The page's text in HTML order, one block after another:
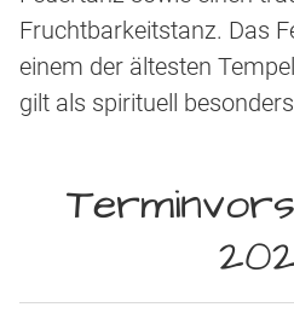
Fruchtbarkeitstanz. Das
einem der ältesten
gilt als spirituell